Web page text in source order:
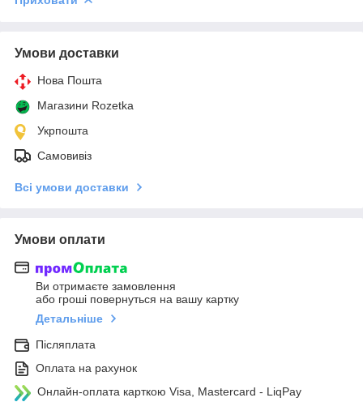
Умови доставки
Нова Пошта
Магазини Rozetka
Укрпошта
Самовивіз
Всі умови доставки
Умови оплати
Ви отримаєте замовлення
або гроші повернуться на вашу картку
Детальніше
Післяплата
Оплата на рахунок
Онлайн-оплата карткою Visa, Mastercard - LiqPay